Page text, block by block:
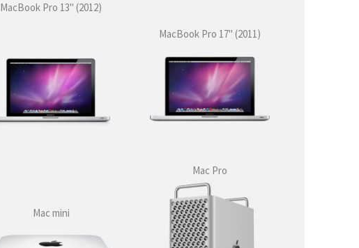
MacBook Pro 13" (2012)
MacBook Pro 17'' (2011)
Mac mini
Mac Pro